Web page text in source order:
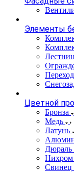
Элементы
Цветной
Бронза
Медь
Латунь
Дюраль
Нихром
Свинец